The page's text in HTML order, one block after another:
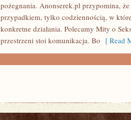
pożegnania. Anonserek.pl przypomina,
przypadkiem, tylko codziennością, w
konkretne działania. Polecamy Mity o
przestrzeni stoi komunikacja. Bo [ Read